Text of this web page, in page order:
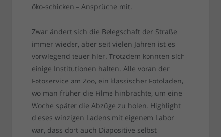
öko-schicken – Ansprüche mit.
Zwar ändert sich die Belegschaft der Straße
immer wieder, aber seit vielen Jahren ist es
vorwiegend teuer hier. Trotzdem konnten sich
einige Institutionen halten. Alle voran der
Fotoservice am Zoo, ein klassischer Fotoladen,
wo man früher die Filme hinbrachte, um eine
Woche später die Abzüge zu holen. Highlight
dieses winzigen Ladens mit eigenem Labor
war, dass dort auch Diapositive selbst